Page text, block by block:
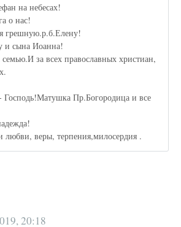
на небесах!
о нас!
грешную.р.б.Елену!
и сына Иоанна!
за всех православных христиан,
Пр.Богородица и все
любви, веры, терпения,милосердия .
20:18